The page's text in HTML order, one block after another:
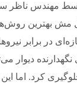
مهندس ناظر
مش بهترین
در برابر
دیوار
کرد. اما